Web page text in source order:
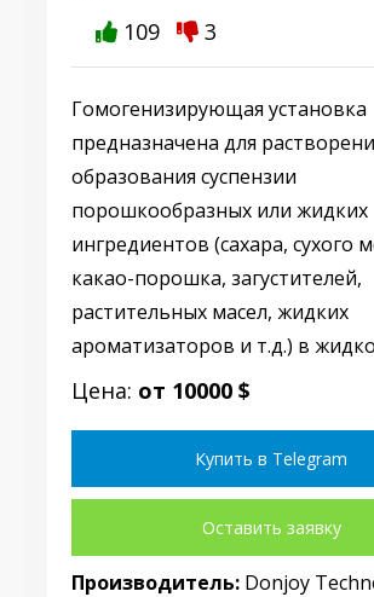
109 3
Гомогенизирующая установка
предназначена для
образования суспензии
порошкообразных или жидких
ингредиентов (сахара, сухого
какао-порошка, загустителей,
растительных масел, жидких
ароматизаторов и т.д.) в
Цена: от 10000 $
Купить в Telegram
Оставить заявку
Производитель: Donjoy